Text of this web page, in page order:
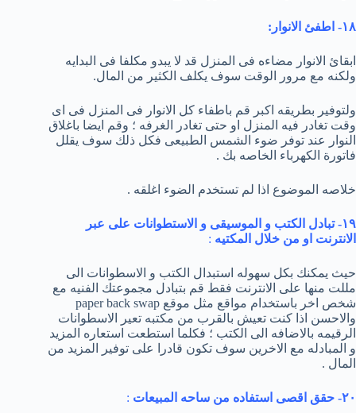
١٨- اطفئ الانوار:
ابقائ الانوار مضاءه فى المنزل قد لا يبدو مكلفا فى البدايه
ولكنه مع مرور الوقت سوف يكلف الكثير من المال.
ولتوفير بطريقه اكبر قم باطفاء كل الانوار فى المنزل فى اى
وقت تغادر فيه المنزل او حتى تغادر الغرفه ؛ وقم ايضا باغلاق
النوار عند توفر ضوء الشمس الطبيعى فكل ذلك سوف يقلل
فاتورة الكهرباء الخاصه بك .
خلاصه الموضوع اذا لم تستخدم الضوء اغلقه .
١٩- تبادل الكتب و الموسيقى و الاستطوانات على عبر
الانترنت او من خلال المكتيه :
حيث يمكنك بكل سهوله استبدال الكتب و الاسطوانات الى
مللت منها على الانترنت فقط قم بتبادل مجموعتك الفنيه مع
شخص اخر باستخدام مواقع مثل موقع paper back swap
والاحسن اذا كنت تعيش بالقرب من مكتبه تعير الاسطوانات
الرقيمه بالاضافه الى الكتب ؛ فكلما استطعت استعاره المزيد
و المبادله مع الاخرين سوف تكون قادرا على توفير المزيد من
المال .
٢٠- حقق اقصى استفاده من ساحه المبيعات :